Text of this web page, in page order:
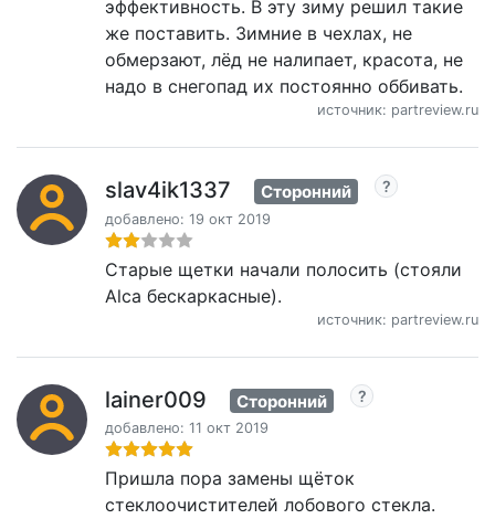
эффективность. В эту зиму решил такие
же поставить. Зимние в чехлах, не
обмерзают, лёд не налипает, красота, не
надо в снегопад их постоянно оббивать.
источник: partreview.ru
slav4ik1337 Сторонний
добавлено: 19 окт 2019
Старые щетки начали полосить (стояли
Alca бескаркасные).
источник: partreview.ru
lainer009 Сторонний
добавлено: 11 окт 2019
Пришла пора замены щёток
стеклоочистителей лобового стекла.